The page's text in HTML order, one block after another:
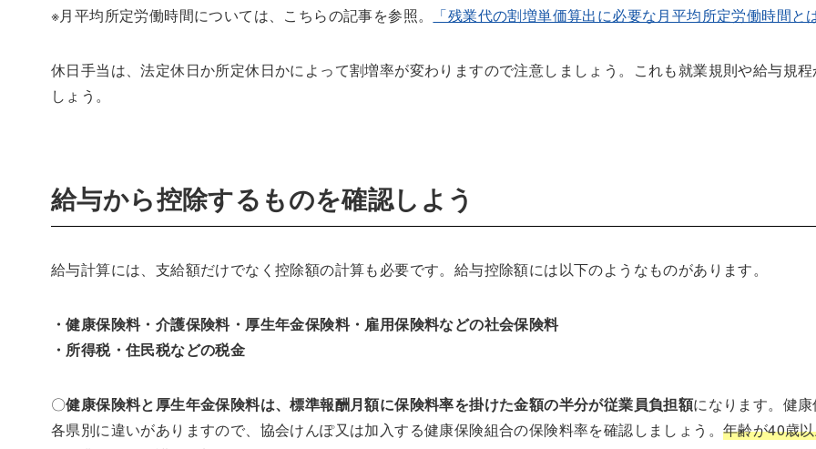
※月平均所定労働時間については、こちらの記事を参照。
「残業代の割増単価算出に必要な月平均所定労働時間と
休日手当は、法定休日か所定休日かによって割増率が変わりますので注意しましょう。これも就業規則や給与規
しょう。
給与から控除するものを確認しよう
給与計算には、支給額だけでなく控除額の計算も必要です。給与控除額には以下のようなものがあります。
・健康保険料・介護保険料・厚生年金保険料・雇用保険料などの社会保険料
・所得税・住民税などの税金
〇健康保険料と厚生年金保険料は、標準報酬月額に保険料率を掛けた金額の半分が従業員負担額になります。健
各県別に違いがありますので、協会けんぽ又は加入する健康保険組合の保険料率を確認しましょう。 年齢が40歳